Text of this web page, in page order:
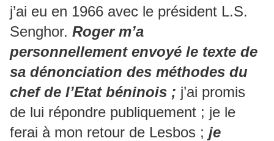
j’ai eu en 1966 avec le président L.S.
Senghor. Roger m’a
personnellement envoyé le texte de
sa dénonciation des méthodes du
chef de l’Etat béninois ; j’ai promis
de lui répondre publiquement ; je le
ferai à mon retour de Lesbos ; je